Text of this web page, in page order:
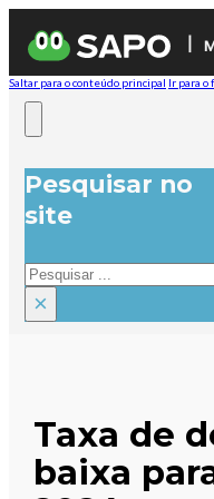
Saltar para o conteúdo principal Ir para o
Pesquisar no
site
Pesquisar
×
Taxa de
baixa